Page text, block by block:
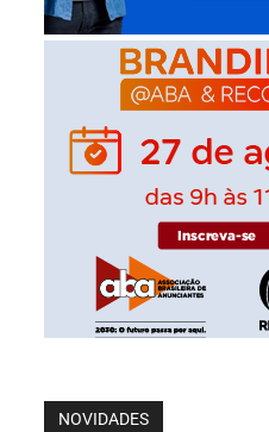
NOVIDADES